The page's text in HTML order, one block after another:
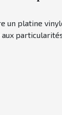
un platine